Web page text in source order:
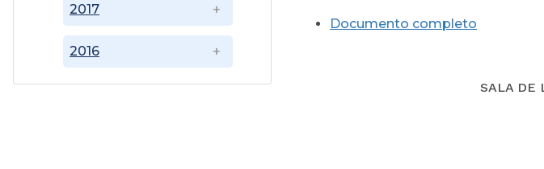
2016
2017
Documento completo
SALA DE